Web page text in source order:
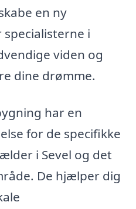
en ny
i
viden og
dine drømme.
har en
for de specifikke
i Sevel og det
De hjælper dig